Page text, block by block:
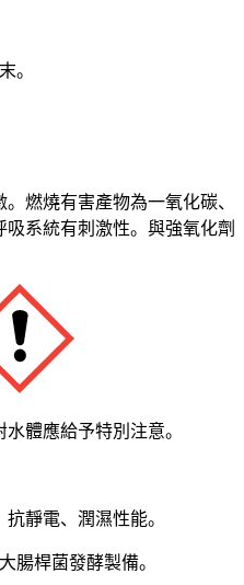
。
燃燒有害產物為一氧化碳、
系統有刺激性。與強氧化劑
體應給予特別注意。
靜電、潤濕性能。
腸桿菌發酵製備。